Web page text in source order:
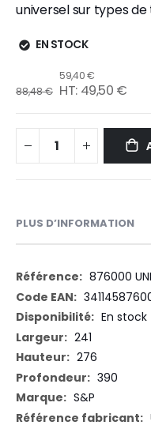
universel sur types de
EN STOCK
88,48 €
59,40 €
49,50 €
PLUS D’INFORMATION
Plus
d’information
876000
En stock
241
276
390
S&P